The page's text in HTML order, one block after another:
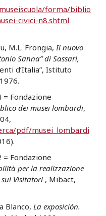
forma/biblio
civici-n8.shtml
M.L. Frongia, Il nuovo
Sanna” di Sassari,
d’Italia”, Istituto
Fondazione
dei musei lombardi,
pdf/musei_lombardi
Fondazione
per la realizzazione
Visitatori , Mibact,
Blanco, La exposición.